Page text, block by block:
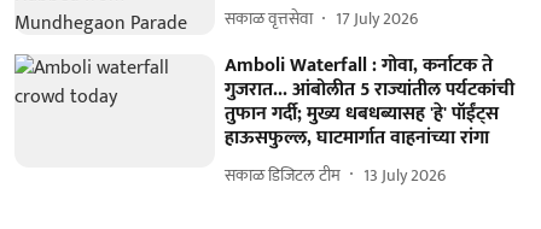
सकाळ वृत्तसेवा 17 July 2026
Amboli Waterfall : गोवा, कर्नाटक ते
गुजरात... आंबोलीत 5 राज्यांतील पर्यटकांची
तुफान गर्दी; मुख्य धबधब्यासह 'हे' पॉईंट्स
हाऊसफुल्ल, घाटमार्गात वाहनांच्या रांगा
सकाळ डिजिटल टीम 13 July 2026